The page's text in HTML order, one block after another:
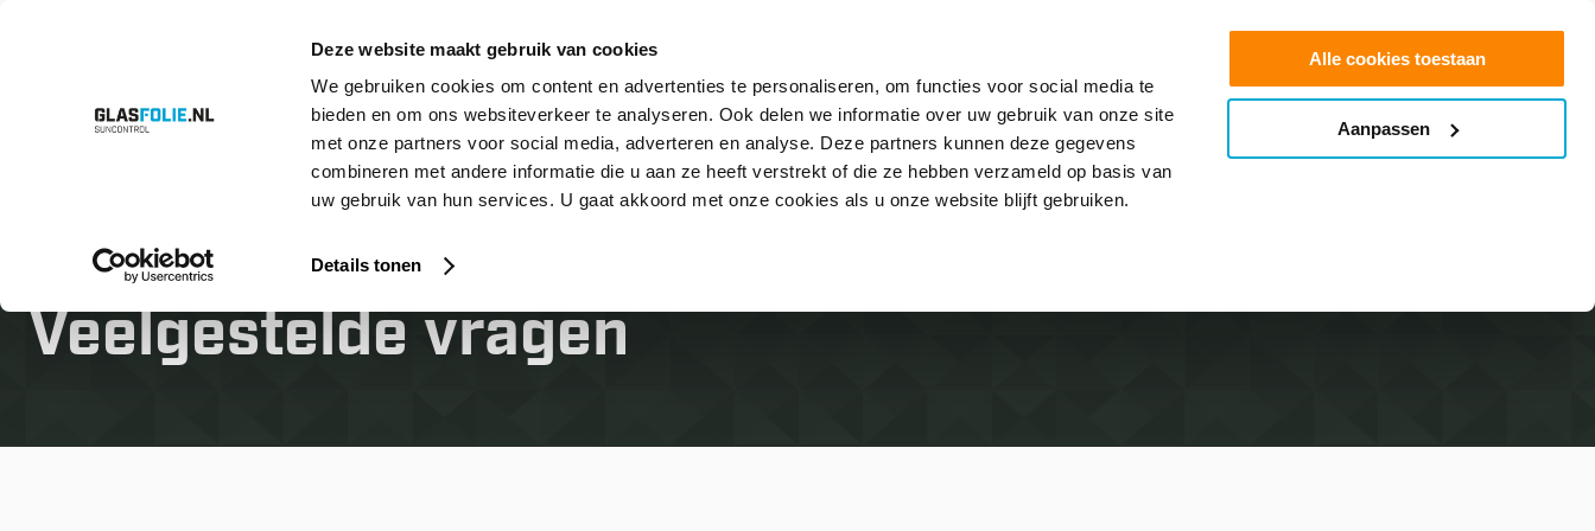
Deze website maakt gebruik van cookies
We gebruiken cookies om content en advertenties te personaliseren, om functies voor social media te
bieden en om ons websiteverkeer te analyseren. Ook delen we informatie over uw gebruik van onze site
met onze partners voor social media, adverteren en analyse. Deze partners kunnen deze gegevens
combineren met andere informatie die u aan ze heeft verstrekt of die ze hebben verzameld op basis van
uw gebruik van hun services. U gaat akkoord met onze cookies als u onze website blijft gebruiken.
Details tonen
Alle cookies toestaan
Aanpassen
Offerte aanvragen
Overslaan
ProductenOplossingen ProjectenReferentiesOver ons ContactFAQ info@glasfolie.nl
Veelgestelde vragen
Veelgestelde vragen